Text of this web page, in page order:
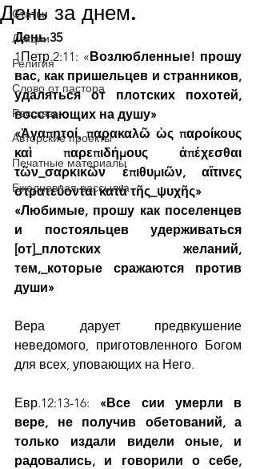
Статьи
Лекции
Религия
Слово от пастора
Рассказы
Авторские проекты
Печатные материалы
Ежедневная рассылка
День за днем.
День 35
1Петр.2:11: «Возлюбленные! прошу
вас, как пришельцев и странников,
удаляться от плотских похотей,
восстающих на душу»
«Ἀγαπητοί, παρακαλῶ ὡς παροίκους
καὶ παρεπιδήμους ἀπέχεσθαι
τῶν_σαρκικῶν ἐπιθυμιῶν, αἵτινες
στρατεύονται κατὰ τῆς_ψυχῆς»
«Любимые, прошу как поселенцев
и постояльцев удерживаться
[от]_плотских желаний,
тем,_которые сражаются против
души»
Вера дарует предвкушение
неведомого, приготовленного Богом
для всех, уповающих на Него.
Евр.12:13-16: «Все сии умерли в
вере, не получив обетований, а
только издали видели оные, и
радовались, и говорили о себе,